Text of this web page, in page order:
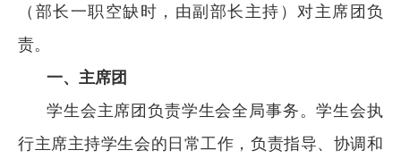
（部长一职空缺时，由副部长主持）对主席团负
责。
一、主席团
学生会主席团负责学生会全局事务。学生会执
行主席主持学生会的日常工作，负责指导、协调和